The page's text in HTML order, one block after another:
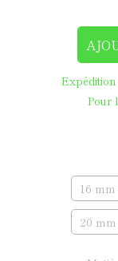
Pour
16 mm
20 mm